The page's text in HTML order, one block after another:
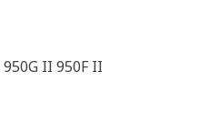
950G II 950F II